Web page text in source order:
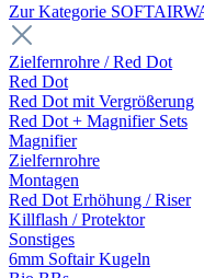
Zur Kategorie
Zielfernrohre / Red Dot
Red Dot
Red Dot mit Vergrößerung
Red Dot + Magnifier Sets
Magnifier
Zielfernrohre
Montagen
Red Dot Erhöhung / Riser
Killflash / Protektor
Sonstiges
6mm Softair Kugeln